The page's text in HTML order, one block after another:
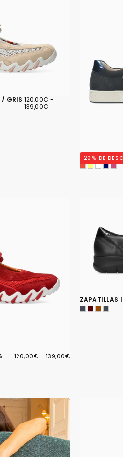
/ GRIS 120,00€
PRECIO
MÍNIMO
120,00€ -
139,00€
ZAPATILLAS
20 % DE
120,00€
PRECIO
120,00€ - PRECIO
139,00€
ZAPATILLAS